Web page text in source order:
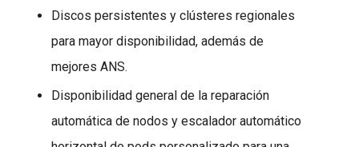
Discos persistentes y clústeres regionales
para mayor disponibilidad, además de
mejores ANS.
Disponibilidad general de la reparación
automática de nodos y escalador automático